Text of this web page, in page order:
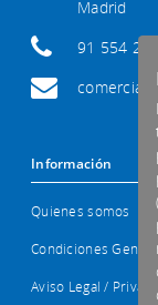
Madrid
91 554 29
Información
Quienes somos
Condiciones
Aviso Legal /